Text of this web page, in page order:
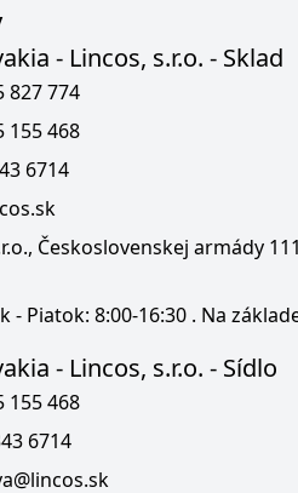
- Lincos, s.r.o. - Sklad
827 774
155 468
6714
Československej armády
- Piatok: 8:00-16:30 . Na
- Lincos, s.r.o. - Sídlo
155 468
6714